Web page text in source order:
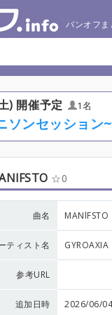
バンオフま
) 開催予定 1名
ソンセッショ
0
曲名 MANlFSTO
ティスト名 GYROAXIA
参考URL
追加日時 2026/06/